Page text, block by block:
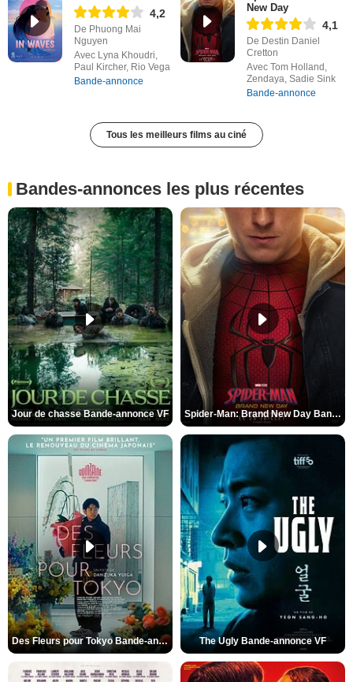
4,2
De Phuong Mai
Nguyen
Avec Lyna Khoudri,
Paul Kircher, Rio Vega
Bande-annonce
New Day
4,1
De Destin Daniel
Cretton
Avec Tom Holland,
Zendaya, Sadie Sink
Bande-annonce
Tous les meilleurs films au ciné
Bandes-annonces les plus récentes
Jour de chasse Bande-annonce VF Spider-Man: Brand New Day Bande-annonce (3) VO STFR
Des Fleurs pour Tokyo Bande-annonce VO STFR The Ugly Bande-annonce VF